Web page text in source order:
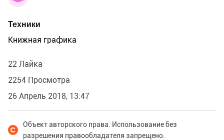
Техники
Книжная графика
22 Лайка
2254 Просмотра
26 Апрель 2018, 13:47
Объект авторского права. Использование без
разрешения правообладателя запрещено.